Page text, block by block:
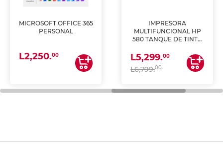
MICROSOFT OFFICE 365
PERSONAL
L2,250.00
IMPRESORA
MULTIFUNCIONAL HP
580 TANQUE DE TINTA
ESCANEA)
L5,299.00
L6,799.00